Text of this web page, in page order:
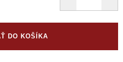
DO KOŠÍKA